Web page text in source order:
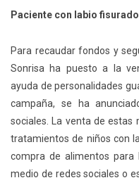
Paciente con labio
Para recaudar fondos y
Sonrisa ha puesto a la
ayuda de personalidades
campaña, se ha
sociales. La venta de estas
tratamientos de niños con
compra de alimentos
medio de redes sociales o